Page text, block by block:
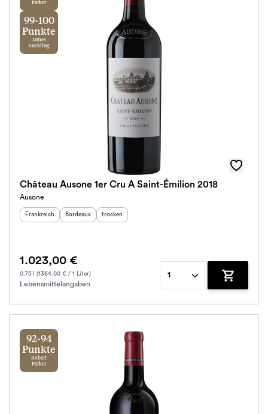
Parker
99-100
Punkte
James
Suckling
Château Ausone 1er Cru A Saint-Émilion 2018
Ausone
Herkunftsland
Frankreich Herkunftsregion:
Bordeaux Geschmack
trocken
1.023,00 €
0.75 l (1364.00 € / 1 Liter)
Lebensmittelangaben
1
Zum
92-94
Punkte
Robert
Parker